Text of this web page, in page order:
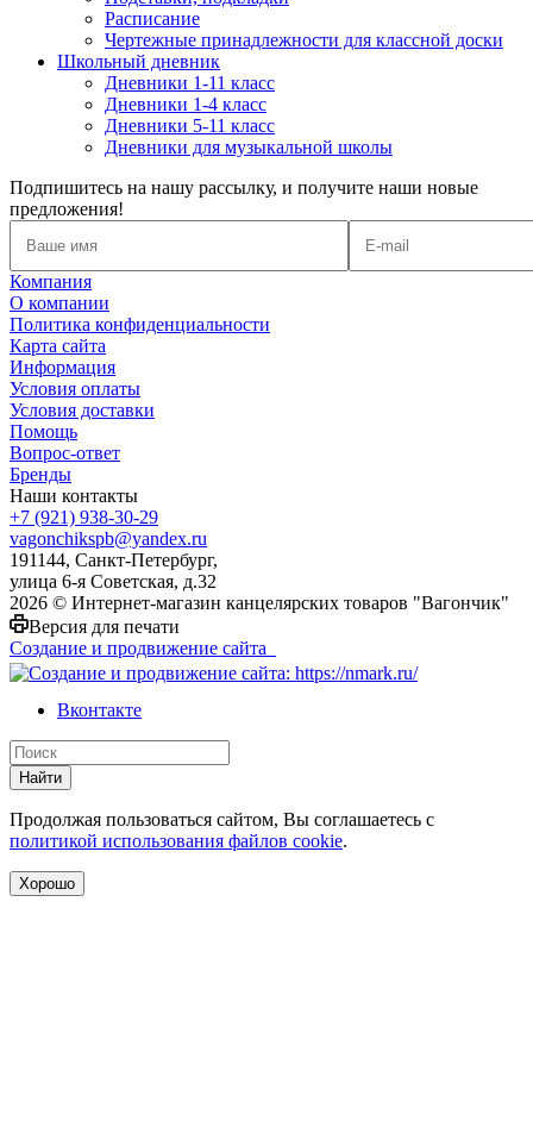
Расписание
Чертежные принадлежности для классной доски
Школьный дневник
Дневники 1-11 класс
Дневники 1-4 класс
Дневники 5-11 класс
Дневники для музыкальной школы
Подпишитесь на нашу рассылку, и получите наши новые
предложения!
Компания
О компании
Политика конфиденциальности
Карта сайта
Информация
Условия оплаты
Условия доставки
Помощь
Вопрос-ответ
Бренды
Наши контакты
+7 (921) 938-30-29
vagonchikspb@yandex.ru
191144, Санкт-Петербург,
улица 6-я Советская, д.32
2026 © Интернет-магазин канцелярских товаров "Вагончик"
Версия для печати
Создание и продвижение сайта
Вконтакте
Найти
Продолжая пользоваться сайтом, Вы соглашаетесь с
политикой использования файлов cookie.
Хорошо